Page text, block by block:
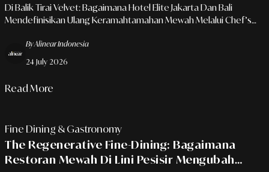
Di Balik Tirai Velvet: Bagaimana Hotel Elite Jakarta Dan Bali
Mendefinisikan Ulang Keramahtamahan Mewah Melalui Chef’s
By Alinear Indonesia
24 July 2026
Read More
Fine Dining & Gastronomy
The Regenerative Fine-Dining: Bagaimana
Restoran Mewah Di Lini Pesisir Mengubah